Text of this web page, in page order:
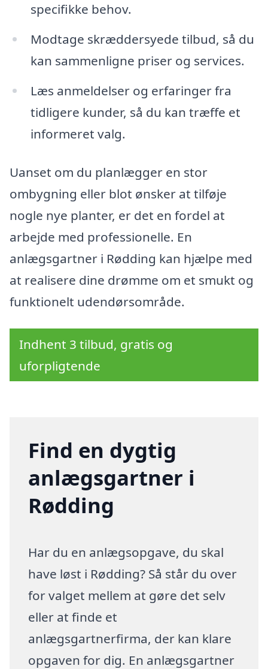
specifikke behov.
Modtage skræddersyede tilbud, så du
kan sammenligne priser og services.
Læs anmeldelser og erfaringer fra
tidligere kunder, så du kan træffe et
informeret valg.
Uanset om du planlægger en stor
ombygning eller blot ønsker at tilføje
nogle nye planter, er det en fordel at
arbejde med professionelle. En
anlægsgartner i Rødding kan hjælpe med
at realisere dine drømme om et smukt og
funktionelt udendørsområde.
Indhent 3 tilbud, gratis og
uforpligtende
Find en dygtig
anlægsgartner i
Rødding
Har du en anlægsopgave, du skal
have løst i Rødding? Så står du over
for valget mellem at gøre det selv
eller at finde et
anlægsgartnerfirma, der kan klare
opgaven for dig. En anlægsgartner